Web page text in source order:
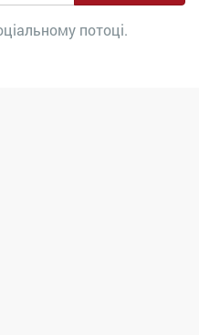
потоці.